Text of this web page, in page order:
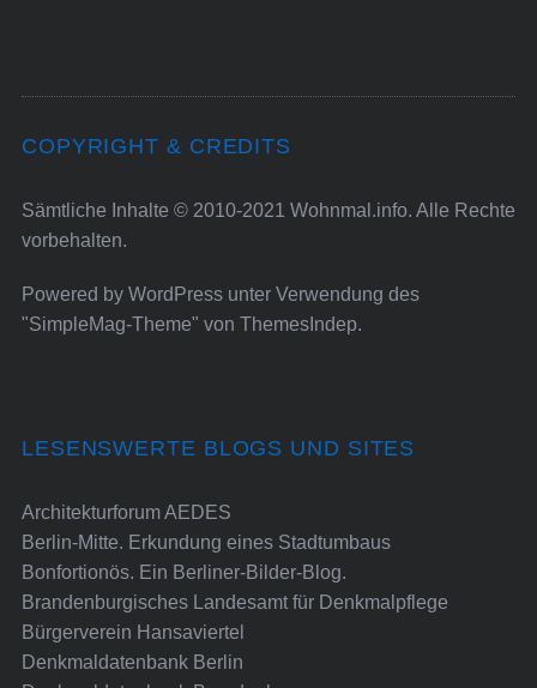
COPYRIGHT & CREDITS
Sämtliche Inhalte © 2010-2021 Wohnmal.info. Alle Rechte
vorbehalten.
Powered by WordPressunter Verwendung des
"SimpleMag-Theme" von ThemesIndep.
LESENSWERTE BLOGS UND SITES
Architekturforum AEDES
Berlin-Mitte. Erkundung eines Stadtumbaus
Bonfortionös. Ein Berliner-Bilder-Blog.
Brandenburgisches Landesamt für Denkmalpflege
Bürgerverein Hansaviertel
Denkmaldatenbank Berlin